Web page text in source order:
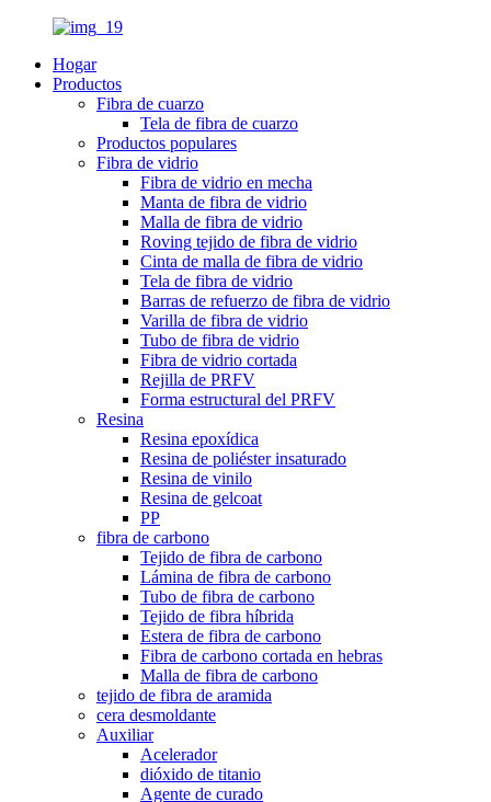
Hogar
Productos
Fibra de cuarzo
Tela de fibra de cuarzo
Productos populares
Fibra de vidrio
Fibra de vidrio en mecha
Manta de fibra de vidrio
Malla de fibra de vidrio
Roving tejido de fibra de vidrio
Cinta de malla de fibra de vidrio
Tela de fibra de vidrio
Barras de refuerzo de fibra de vidrio
Varilla de fibra de vidrio
Tubo de fibra de vidrio
Fibra de vidrio cortada
Rejilla de PRFV
Forma estructural del PRFV
Resina
Resina epoxídica
Resina de poliéster insaturado
Resina de vinilo
Resina de gelcoat
PP
fibra de carbono
Tejido de fibra de carbono
Lámina de fibra de carbono
Tubo de fibra de carbono
Tejido de fibra híbrida
Estera de fibra de carbono
Fibra de carbono cortada en hebras
Malla de fibra de carbono
tejido de fibra de aramida
cera desmoldante
Auxiliar
Acelerador
dióxido de titanio
Agente de curado